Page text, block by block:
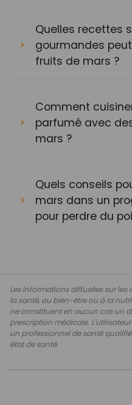
Quelles recettes
gourmandes
fruits de mars ?
Comment
parfumé avec
mars ?
Quels conseils
mars dans un
pour perdre du
Les informations diffusées sur
la santé, au bien-être ou à la
ne constituent en aucun cas un
prescription médicale.
un professionnel de santé
état de santé.